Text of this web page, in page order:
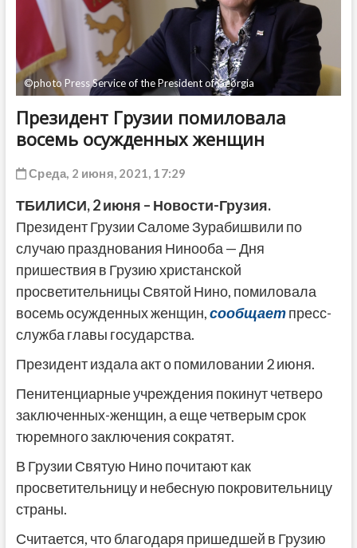
©photo Press Service of the President of Georgia
Президент Грузии помиловала
восемь осужденных женщин
Среда, 2 июня, 2021, 17:29
ТБИЛИСИ,2 июня – Новости-Грузия.
Президент Грузии Саломе Зурабишвили по
случаю празднования Нинооба — Дня
пришествия в Грузию христанской
просветительницы Святой Нино, помиловала
восемь осужденных женщин,сообщаетпресс-
служба главы государства.
Президент издала акт о помиловании 2 июня.
Пенитенциарные учреждения покинут четверо
заключенных-женщин, а еще четверым срок
тюремного заключения сократят.
В Грузии Святую Нино почитают как
просветительницу и небесную покровительницу
страны.
Считается, что благодаря пришедшей в Грузию